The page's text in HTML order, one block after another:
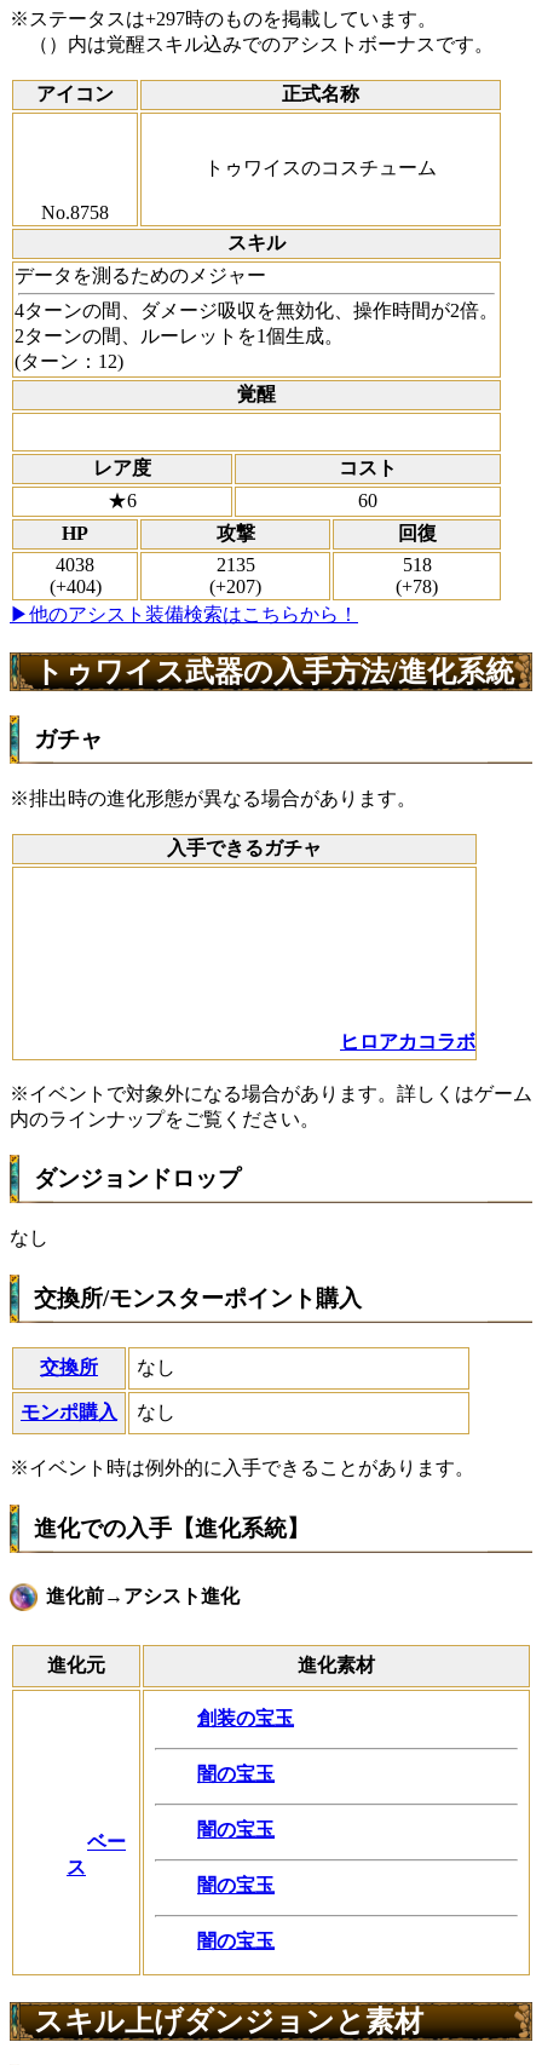
※ステータスは+297時のものを掲載しています。
（）内は覚醒スキル込みでのアシストボーナスです。
アイコン 正式名称
No.8758
トゥワイスのコスチューム
スキル
データを測るためのメジャー
4ターンの間、ダメージ吸収を無効化、操作時間が2倍。
2ターンの間、ルーレットを1個生成。
(ターン：12)
覚醒
レア度
コスト
★6
60
HP
攻撃
回復
4038
(+404)
2135
(+207)
518
(+78)
▶他のアシスト装備検索はこちらから！
トゥワイス武器の入手方法/進化系統
ガチャ
※排出時の進化形態が異なる場合があります。
入手できるガチャ
ヒロアカコラボ
※イベントで対象外になる場合があります。詳しくはゲーム
内のラインナップをご覧ください。
ダンジョンドロップ
なし
交換所/モンスターポイント購入
交換所 なし
モンポ購入 なし
※イベント時は例外的に入手できることがあります。
進化での入手【進化系統】
進化前→アシスト進化
進化元 進化素材
ベー
ス
創装の宝玉
闇の宝玉
闇の宝玉
闇の宝玉
闇の宝玉
スキル上げダンジョンと素材